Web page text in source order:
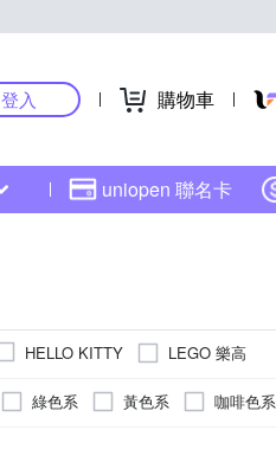
登入 購物車
uniopen 聯名卡
HELLO KITTY
LEGO 樂高
綠色系 黃色系
咖啡色系